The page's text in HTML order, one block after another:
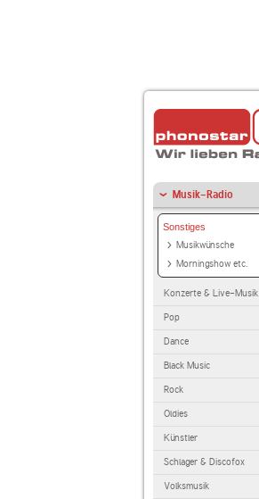
Musik-Radio
Sonstiges
Musikwünsche
Morningshow etc.
Konzerte & Live-Musik
Pop
Dance
Black Music
Rock
Oldies
Künstler
Schlager & Discofox
Volksmusik